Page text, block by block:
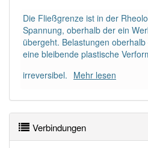
Wörter mit Endung-
anderen Artikeldie: 0
Das Wort wird häufig
87% unserer Spielapp-Nutzer
korrekt erraten.
Die Fließgrenze ist in der
Spannung, oberhalb der ein
übergeht. Belastungen
eine bleibende plastische
irreversibel. Mehr lesen
Verbindungen